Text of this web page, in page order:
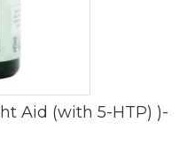
Aid (with 5-HTP) )-